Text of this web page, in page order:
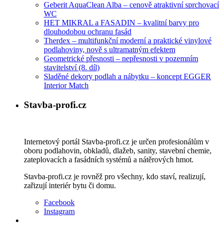
Geberit AquaClean Alba – cenově atraktivní sprchovací
WC
HET MIKRAL a FASADIN – kvalitní barvy pro
dlouhodobou ochranu fasád
Therdex – multifunkční moderní a praktické vinylové
podlahoviny, nově s ultramatným efektem
Geometrické přesnosti – nepřesnosti v pozemním
stavitelství (8. díl)
Sladěné dekory podlah a nábytku – koncept EGGER
Interior Match
Stavba-profi.cz
Internetový portál Stavba-profi.cz je určen profesionálům v
oboru podlahovin, obkladů, dlažeb, sanity, stavební chemie,
zateplovacích a fasádních systémů a nátěrových hmot.
Stavba-profi.cz je rovněž pro všechny, kdo staví, realizují,
zařizují interiér bytu či domu.
Facebook
Instagram